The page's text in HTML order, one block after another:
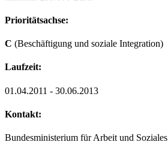
Prioritätsachse:
C (Beschäftigung und soziale Integration)
Laufzeit:
01.04.2011 - 30.06.2013
Kontakt:
Bundesministerium für Arbeit und Soziales